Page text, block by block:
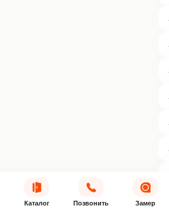
Каталог Позвонить Замер